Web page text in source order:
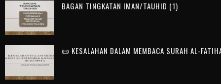
BAGAN TINGKATAN IMAN/TAUHID (1)
📜 KESALAHAN DALAM MEMBACA SURAH AL-